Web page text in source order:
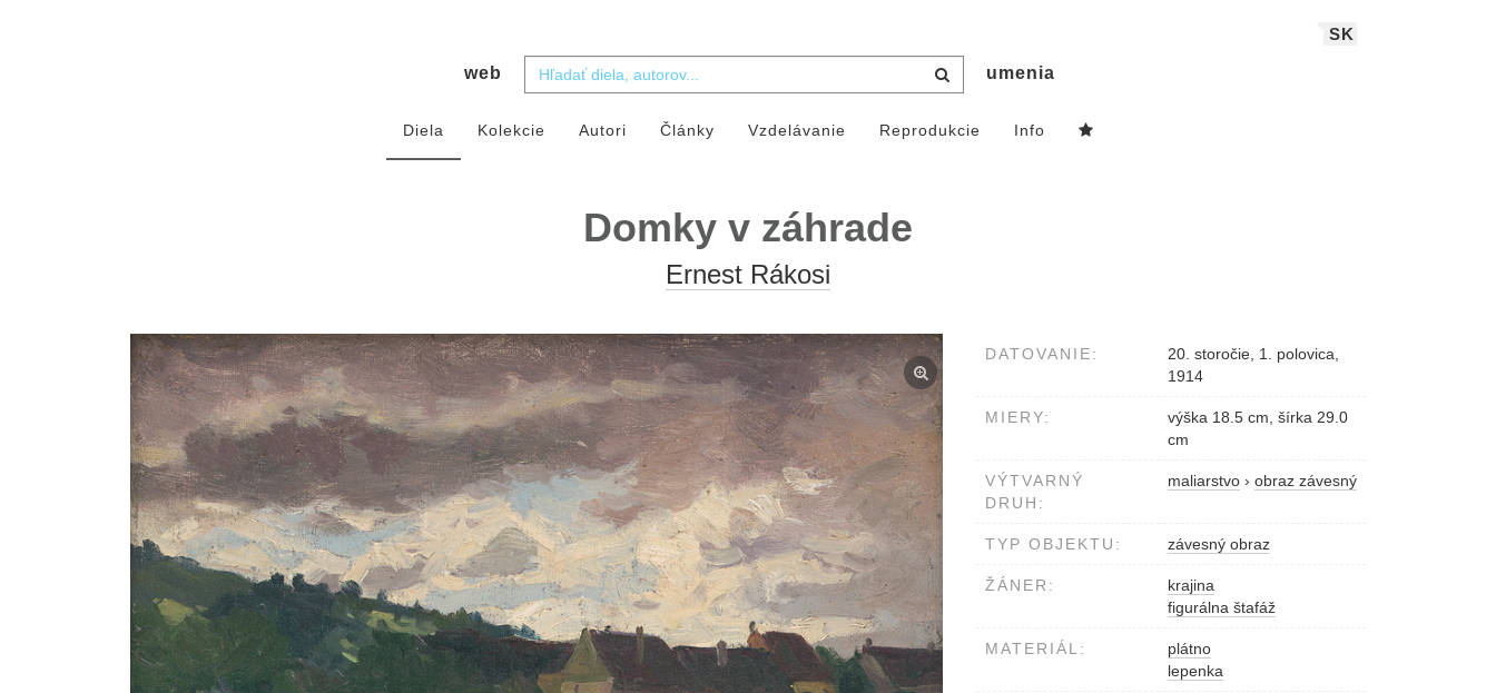
SK
web umenia
Diela Kolekcie Autori Články Vzdelávanie Reprodukcie Info
Domky v záhrade
Ernest Rákosi
DATOVANIE:
20. storočie, 1. polovica,
1914
MIERY:
výška 18.5 cm, šírka 29.0
cm
VÝTVARNÝ
DRUH:
maliarstvo › obraz závesný
TYP OBJEKTU: závesný obraz
ŽÁNER:
krajina
figurálna štafáž
MATERIÁL:
plátno
lepenka